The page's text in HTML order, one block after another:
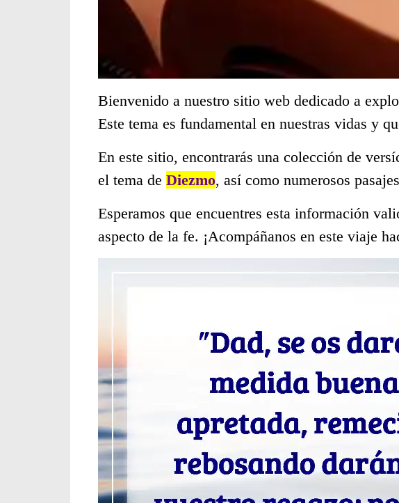
Bienvenido a nuestro sitio web dedicado a
Este tema es fundamental en nuestras vidas y
En este sitio, encontrarás una colección de
el tema de Diezmo, así como numerosos
Esperamos que encuentres esta información
aspecto de la fe. ¡Acompáñanos en este viaje